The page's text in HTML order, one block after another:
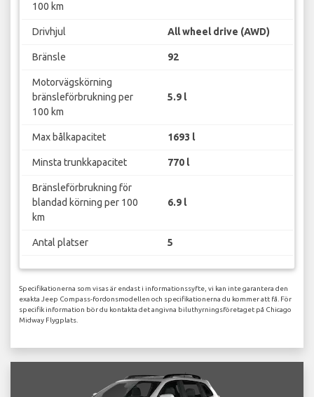
100 km
Drivhjul All wheel drive (AWD)
Bränsle 92
Motorvägskörning
bränsleförbrukning per
100 km
5.9 l
Max bålkapacitet 1693 l
Minsta trunkkapacitet 770 l
Bränsleförbrukning för
blandad körning per 100
km
6.9 l
Antal platser 5
Specifikationerna som visas är endast i informationssyfte, vi kan inte garantera den
exakta Jeep Compass-fordonsmodellen och specifikationerna du kommer att få. För
specifik information bör du kontakta det angivna biluthyrningsföretaget på Chicago
Midway Flygplats.